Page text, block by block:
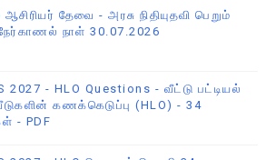
தேவை - அரசு நிதியுதவி பெறும்
நாள் 30.07.2026
2027 - HLO Questions - வீட்டு பட்டியல்
கணக்கெடுப்பு (HLO) - 34
- PDF